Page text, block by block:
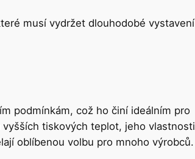
musí vydržet dlouhodobé vystavení
podmínkám, což ho činí ideálním pro
tiskových teplot, jeho vlastnosti
oblíbenou volbu pro mnoho výrobců.